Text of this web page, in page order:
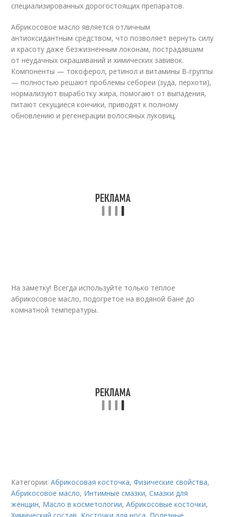
специализированных дорогостоящих препаратов.
Абрикосовое масло является отличным
антиоксидантным средством, что позволяет вернуть силу
и красоту даже безжизненным локонам, пострадавшим
от неудачных окрашиваний и химических завивок.
Компоненты — токоферол, ретинол и витамины В-группы
— полностью решают проблемы себореи (зуда, перхоти),
нормализуют выработку жира, помогают от выпадения,
питают секущиеся кончики, приводят к полному
обновлению и регенерации волосяных луковиц.
На заметку! Всегда используйте только тёплое
абрикосовое масло, подогретое на водяной бане до
комнатной температуры.
Категории:Абрикосовая косточка,Физические свойства,
Абрикосовое масло, Интимные смазки,Смазки для
женщин, Масло в косметологии,Абрикосовые косточки,